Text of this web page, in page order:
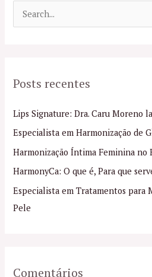
u
s
a
r
p
o
r
Posts recentes
Lips Signature: Dra. Caru Moreno
Especialista em Harmonização de
Harmonização Íntima Feminina no
HarmonyCa: O que é, Para que
Especialista em Tratamentos para
Pele
Comentários